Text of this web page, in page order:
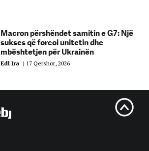
Macron përshëndet samitin e G7: Një
sukses që forcoi unitetin dhe
mbështetjen për Ukrainën
Edl Ira | 17 Qershor, 2026